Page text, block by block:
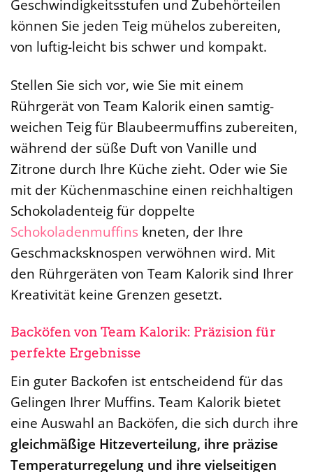
Geschwindigkeitsstufen und Zubehörteilen
können Sie jeden Teig mühelos zubereiten,
von luftig-leicht bis schwer und kompakt.
Stellen Sie sich vor, wie Sie mit einem
Rührgerät von Team Kalorik einen samtig-
weichen Teig für Blaubeermuffins zubereiten,
während der süße Duft von Vanille und
Zitrone durch Ihre Küche zieht. Oder wie Sie
mit der Küchenmaschine einen reichhaltigen
Schokoladenteig für doppelte
Schokoladenmuffins kneten, der Ihre
Geschmacksknospen verwöhnen wird. Mit
den Rührgeräten von Team Kalorik sind Ihrer
Kreativität keine Grenzen gesetzt.
Backöfen von Team Kalorik: Präzision für
perfekte Ergebnisse
Ein guter Backofen ist entscheidend für das
Gelingen Ihrer Muffins. Team Kalorik bietet
eine Auswahl an Backöfen, die sich durch ihre
gleichmäßige Hitzeverteilung, ihre präzise
Temperaturregelung und ihre vielseitigen